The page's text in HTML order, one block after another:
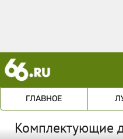
ГЛАВНОЕ
Комплектующие